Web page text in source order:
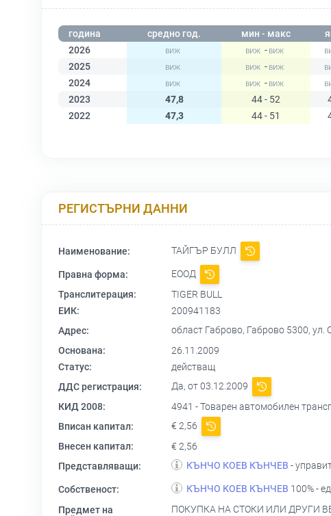
година средно год. мин - макс
2026
-
2025
-
2024
-
2023
47,8 44 - 52
2022
47,3 44 - 51
РЕГИСТЪРНИ ДАННИ
Наименование: ТАЙГЪР БУЛЛ
Правна форма:
ЕООД
Транслитерация:
TIGER BULL
ЕИК:
200941183
Адрес:
област Габрово, Габрово 5300,
Основана:
26.11.2009
Статус:
действащ
ДДС регистрация:
Да, от 03.12.2009
КИД 2008:
4941 - Товарен автомобилен
Вписан капитал:
€ 2,56
Внесен капитал:
€ 2,56
Представляващи:
КЪНЧО КОЕВ КЪНЧЕВ -
Собственост: КЪНЧО КОЕВ КЪНЧЕВ 100% -
Предмет на
ПОКУПКА НА СТОКИ ИЛИ ДРУГИ